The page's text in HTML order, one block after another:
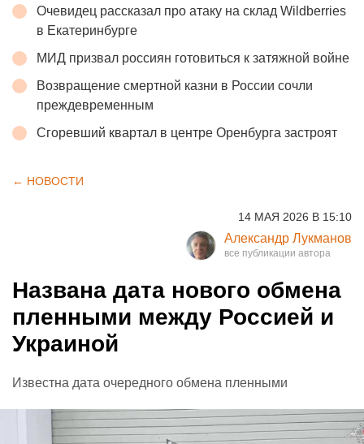
Очевидец рассказал про атаку на склад Wildberries
в Екатеринбурге
МИД призвал россиян готовиться к затяжной войне
Возвращение смертной казни в России сочли
преждевременным
Сгоревший квартал в центре Оренбурга застроят
← НОВОСТИ
14 МАЯ 2026 В 15:10
Александр Лукманов
Названа дата нового обмена
пленными между Россией и
Украиной
Известна дата очередного обмена пленными